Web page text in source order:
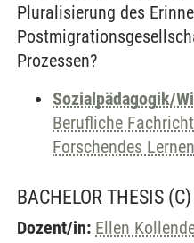
Pluralisierung des
Prozessen?
Sozialpädagogik/
Berufliche
Forschendes Lernen
BACHELOR THESIS (C)
Dozent/in: Ellen